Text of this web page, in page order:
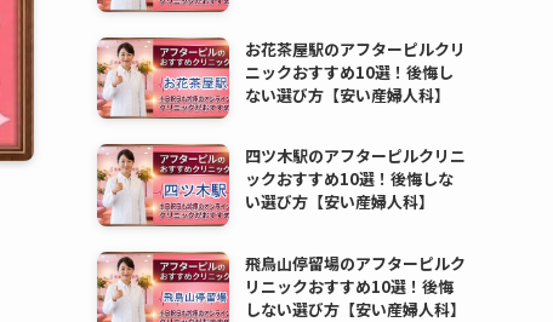
お花茶屋駅のアフターピルクリ
ニックおすすめ10選！後悔し
ない選び方【安い産婦人科】
四ツ木駅のアフターピルクリニ
ックおすすめ10選！後悔しな
い選び方【安い産婦人科】
飛鳥山停留場のアフターピルク
リニックおすすめ10選！後悔
しない選び方【安い産婦人科】